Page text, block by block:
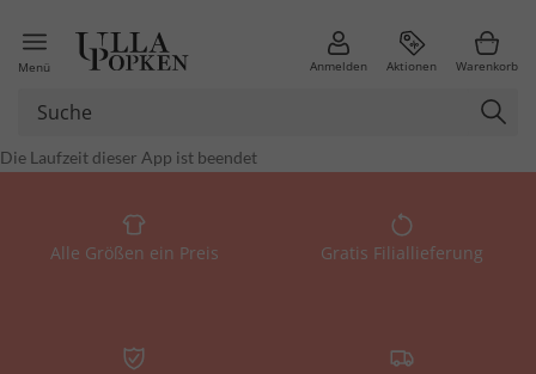
Menü Anmelden Aktionen Warenkorb
Alle Größen ein Preis Gratis Filiallieferung